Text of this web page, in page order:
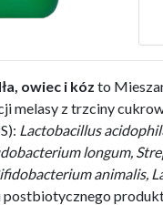
owiec i kóz to
melasy z trzciny
Lactobacillus
longum,
animalis,
postbiotycznego